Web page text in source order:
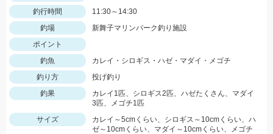
釣行時間
11:30～14:30
釣場
新舞子マリンパーク釣り施設
ポイント
釣魚
カレイ・シロギス・ハゼ・マダイ・メゴチ
釣り方
投げ釣り
釣果
カレイ1匹、シロギス2匹、ハゼたくさん、マダイ
3匹、メゴチ1匹
サイズ
カレイ～5cmくらい、シロギス～10cmくらい、ハ
ゼ～10cmくらい、マダイ～10cmくらい、メゴチ